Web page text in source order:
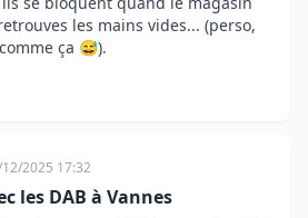
les mains vides... (perso,
ça 😅).
2025 17:32
les DAB à Vannes